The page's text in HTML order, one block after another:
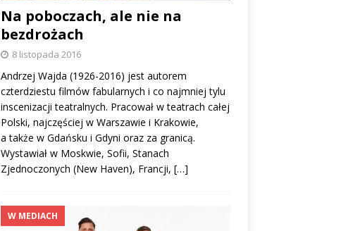
Na poboczach, ale nie na
bezdrożach
8 listopada 2016
Andrzej Wajda (1926-2016) jest autorem
czterdziestu filmów fabularnych i co najmniej tylu
inscenizacji teatralnych. Pracował w teatrach całej
Polski, najczęściej w Warszawie i Krakowie,
a także w Gdańsku i Gdyni oraz za granicą.
Wystawiał w Moskwie, Sofii, Stanach
Zjednoczonych (New Haven), Francji, […]
W MEDIACH